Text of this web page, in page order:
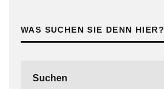
WAS SUCHEN SIE DENN HIER?